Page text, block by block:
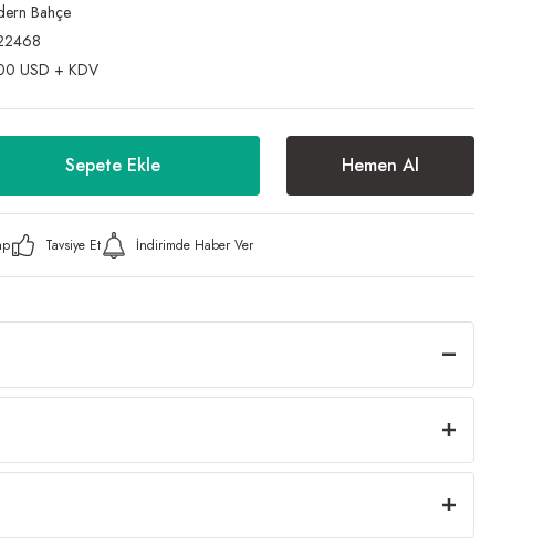
Bahçe
USD + KDV
Sepete Ekle Hemen Al
Tavsiye Et İndirimde Haber Ver